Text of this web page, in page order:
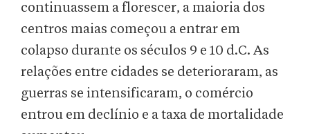
continuassem a florescer, a maioria dos
centros maias começou a entrar em
colapso durante os séculos 9 e 10 d.C. As
relações entre cidades se deterioraram, as
guerras se intensificaram, o comércio
entrou em declínio e a taxa de mortalidade